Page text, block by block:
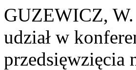
GUZEWICZ,
udział w
przedsięwzięcia